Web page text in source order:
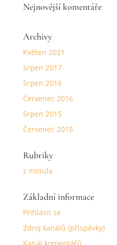
Nejnovější komentáře
Archivy
Květen 2021
Srpen 2017
Srpen 2016
Červenec 2016
Srpen 2015
Červenec 2015
Rubriky
z minula
Základní informace
Přihlásit se
Zdroj kanálů (příspěvky)